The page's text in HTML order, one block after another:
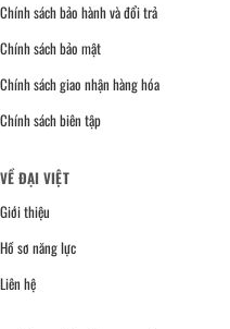
Chính sách bảo hành và đổi trả
Chính sách bảo mật
Chính sách giao nhận hàng hóa
Chính sách biên tập
VỀ ĐẠI VIỆT
Giới thiệu
Hồ sơ năng lực
Liên hệ